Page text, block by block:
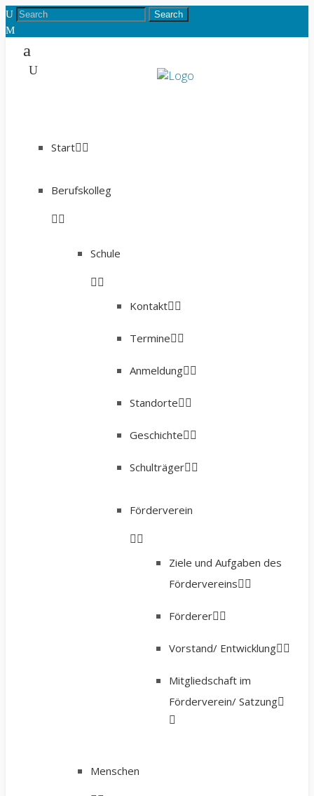
Start
Berufskolleg
Schule
Kontakt
Termine
Anmeldung
Standorte
Geschichte
Schulträger
Förderverein
Ziele und Aufgaben des
Fördervereins
Förderer
Vorstand/ Entwicklung
Mitgliedschaft im
Förderverein/ Satzung
Menschen